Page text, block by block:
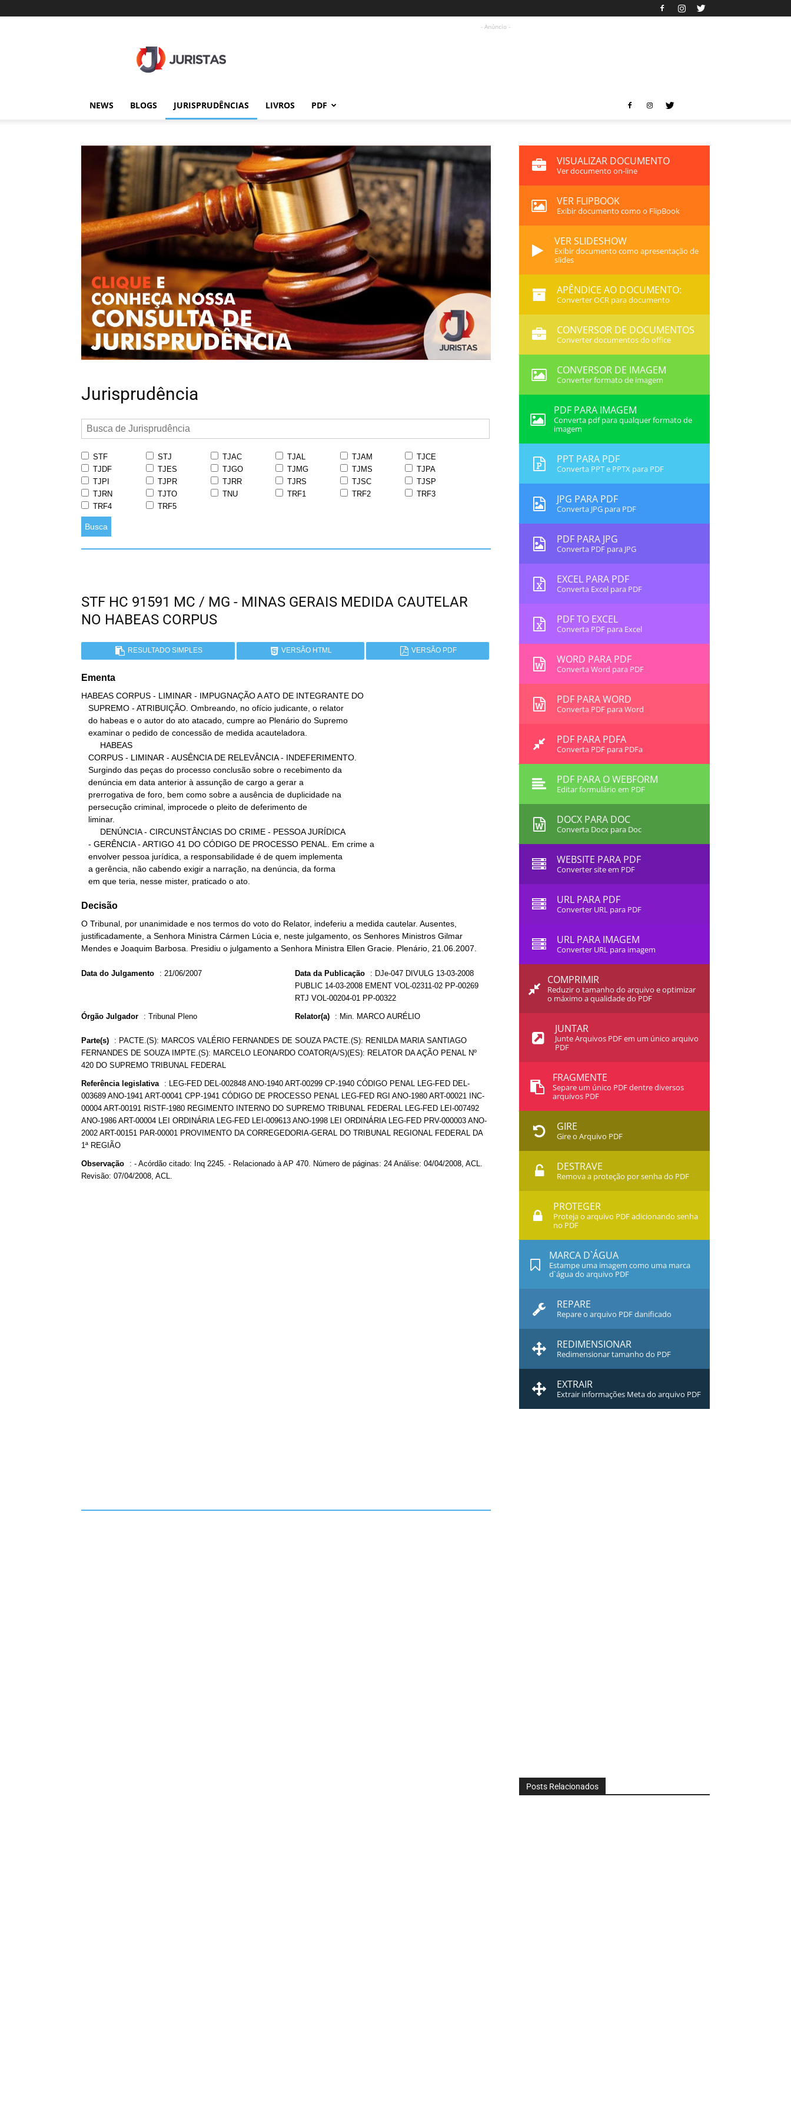
- Anúncio -
NEWS BLOGS JURISPRUDÊNCIAS LIVROS PDF
Jurisprudência
STF STJ TJAC TJAL TJAM
TJCE
TJDF
TJES TJGO TJMG TJMS
TJPA
TJPI
TJPR TJRR TJRS TJSC
TJSP
TJRN
TJTO TNU TRF1 TRF2
TRF3
TRF4
TRF5
Busca
STF HC 91591 MC / MG - MINAS GERAIS MEDIDA CAUTELAR
NO HABEAS CORPUS
RESULTADO SIMPLES VERSÃO HTML VERSÃO PDF
Ementa
HABEAS CORPUS - LIMINAR - IMPUGNAÇÃO A ATO DE INTEGRANTE DO
   em que teria, nesse mister, praticado o ato.
Decisão
O Tribunal, por unanimidade e nos termos do voto do Relator, indeferiu a medida cautelar. Ausentes,
justificadamente, a Senhora Ministra Cármen Lúcia e, neste julgamento, os Senhores Ministros Gilmar
Mendes e Joaquim Barbosa. Presidiu o julgamento a Senhora Ministra Ellen Gracie. Plenário, 21.06.2007.
Data do Julgamento : 21/06/2007 Data da Publicação : DJe-047 DIVULG 13-03-2008
PUBLIC 14-03-2008 EMENT VOL-02311-02 PP-00269
RTJ VOL-00204-01 PP-00322
Órgão Julgador : Tribunal Pleno Relator(a) : Min. MARCO AURÉLIO
Parte(s) : PACTE.(S): MARCOS VALÉRIO FERNANDES DE SOUZA PACTE.(S): RENILDA MARIA SANTIAGO
FERNANDES DE SOUZA IMPTE.(S): MARCELO LEONARDO COATOR(A/S)(ES): RELATOR DA AÇÃO PENAL Nº
420 DO SUPREMO TRIBUNAL FEDERAL
Referência legislativa : LEG-FED DEL-002848 ANO-1940 ART-00299 CP-1940 CÓDIGO PENAL LEG-FED DEL-
003689 ANO-1941 ART-00041 CPP-1941 CÓDIGO DE PROCESSO PENAL LEG-FED RGI ANO-1980 ART-00021 INC-
00004 ART-00191 RISTF-1980 REGIMENTO INTERNO DO SUPREMO TRIBUNAL FEDERAL LEG-FED LEI-007492
ANO-1986 ART-00004 LEI ORDINÁRIA LEG-FED LEI-009613 ANO-1998 LEI ORDINÁRIA LEG-FED PRV-000003 ANO-
2002 ART-00151 PAR-00001 PROVIMENTO DA CORREGEDORIA-GERAL DO TRIBUNAL REGIONAL FEDERAL DA
1ª REGIÃO
Observação : - Acórdão citado: Inq 2245. - Relacionado à AP 470. Número de páginas: 24 Análise: 04/04/2008, ACL.
Revisão: 07/04/2008, ACL.
VISUALIZAR DOCUMENTO
Ver documento on-line
VER FLIPBOOK
Exibir documento como o FlipBook
VER SLIDESHOW
Exibir documento como apresentação de
slides
APÊNDICE AO DOCUMENTO:
Converter OCR para documento
CONVERSOR DE DOCUMENTOS
Converter documentos do office
CONVERSOR DE IMAGEM
Converter formato de imagem
PDF PARA IMAGEM
Converta pdf para qualquer formato de
imagem
PPT PARA PDF
Converta PPT e PPTX para PDF
JPG PARA PDF
Converta JPG para PDF
PDF PARA JPG
Converta PDF para JPG
EXCEL PARA PDF
Converta Excel para PDF
PDF TO EXCEL
Converta PDF para Excel
WORD PARA PDF
Converta Word para PDF
PDF PARA WORD
Converta PDF para Word
PDF PARA PDFA
Converta PDF para PDFa
PDF PARA O WEBFORM
Editar formulário em PDF
DOCX PARA DOC
Converta Docx para Doc
WEBSITE PARA PDF
Converter site em PDF
URL PARA PDF
Converter URL para PDF
URL PARA IMAGEM
Converter URL para imagem
COMPRIMIR
Reduzir o tamanho do arquivo e optimizar
o máximo a qualidade do PDF
JUNTAR
Junte Arquivos PDF em um único arquivo
PDF
FRAGMENTE
Separe um único PDF dentre diversos
arquivos PDF
GIRE
Gire o Arquivo PDF
DESTRAVE
Remova a proteção por senha do PDF
PROTEGER
Proteja o arquivo PDF adicionando senha
no PDF
MARCA D`ÁGUA
Estampe uma imagem como uma marca
d`água do arquivo PDF
REPARE
Repare o arquivo PDF danificado
REDIMENSIONAR
Redimensionar tamanho do PDF
EXTRAIR
Extrair informações Meta do arquivo PDF
Posts Relacionados